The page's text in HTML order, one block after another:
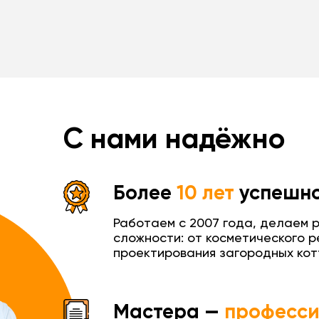
С нами надёжно
Более 10 лет
Работаем с 2007 года, делаем
сложности: от косметического
проектирования загородных
Мастера —